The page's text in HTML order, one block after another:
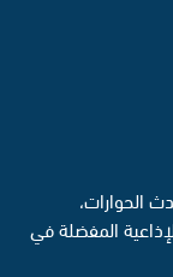
الحوارات،
المفضلة في